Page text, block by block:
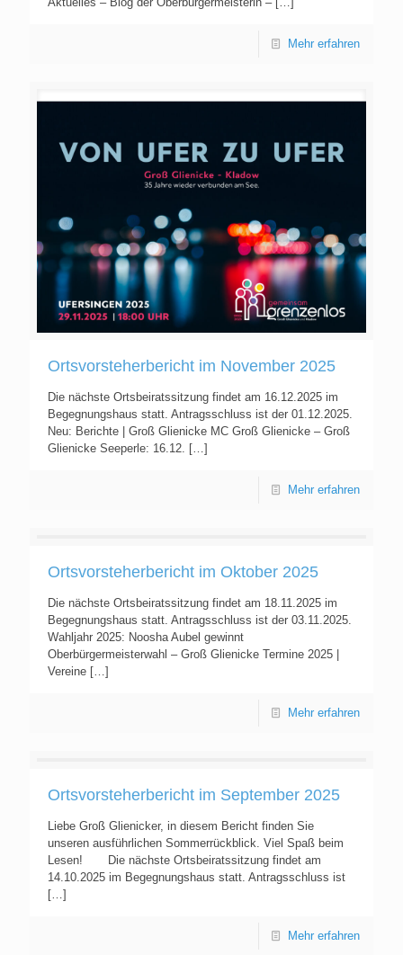
Mehr erfahren
Ortsvorsteherbericht im November 2025
Die nächste Ortsbeiratssitzung findet am 16.12.2025 im
Begegnungshaus statt. Antragsschluss ist der 01.12.2025.
Neu: Berichte | Groß Glienicke MC Groß Glienicke – Groß
Glienicke Seeperle: 16.12.
[…]
Mehr erfahren
Ortsvorsteherbericht im Oktober 2025
Die nächste Ortsbeiratssitzung findet am 18.11.2025 im
Begegnungshaus statt. Antragsschluss ist der 03.11.2025.
Wahljahr 2025: Noosha Aubel gewinnt
Oberbürgermeisterwahl – Groß Glienicke Termine 2025 |
Vereine […]
Mehr erfahren
Ortsvorsteherbericht im September 2025
Liebe Groß Glienicker, in diesem Bericht finden Sie
unseren ausführlichen Sommerrückblick. Viel Spaß beim
Lesen! Die nächste Ortsbeiratssitzung findet am
14.10.2025 im Begegnungshaus statt. Antragsschluss ist
[…]
Mehr erfahren